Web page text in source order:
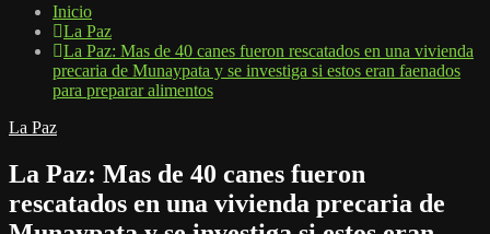
Inicio
La Paz
La Paz: Mas de 40 canes fueron rescatados en una vivienda
precaria de Munaypata y se investiga si estos eran faenados
para preparar alimentos
La Paz
La Paz: Mas de 40 canes fueron
rescatados en una vivienda precaria de